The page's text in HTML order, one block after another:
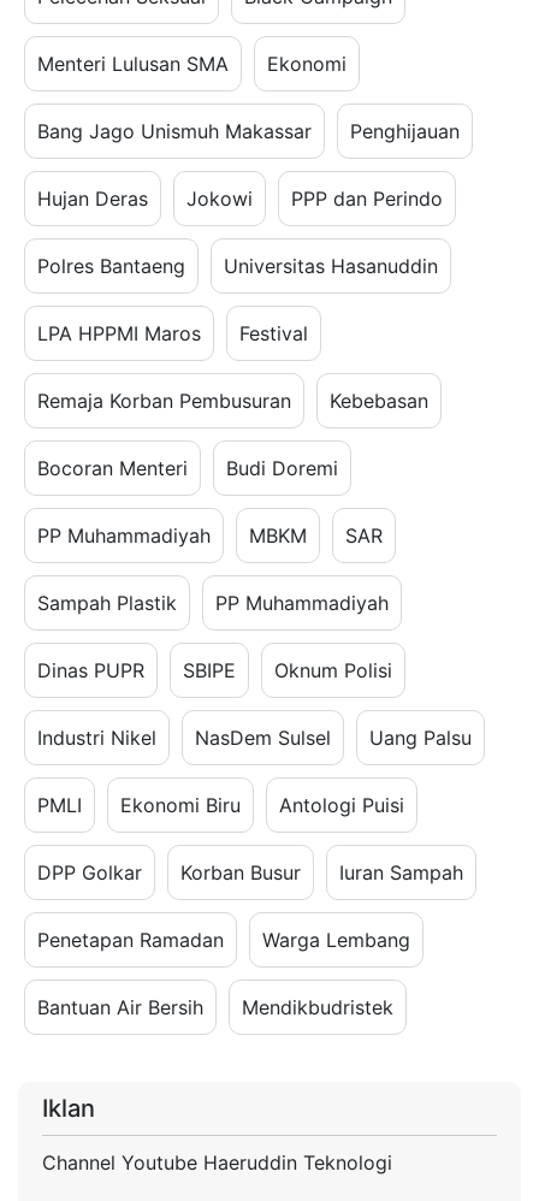
Menteri Lulusan SMA Ekonomi
Bang Jago Unismuh Makassar Penghijauan
Hujan Deras Jokowi PPP dan Perindo
Polres Bantaeng Universitas Hasanuddin
LPA HPPMI Maros Festival
Remaja Korban Pembusuran Kebebasan
Bocoran Menteri Budi Doremi
PP Muhammadiyah MBKM SAR
Sampah Plastik PP Muhammadiyah
Dinas PUPR SBIPE Oknum Polisi
Industri Nikel NasDem Sulsel Uang Palsu
PMLI Ekonomi Biru Antologi Puisi
DPP Golkar Korban Busur Iuran Sampah
Penetapan Ramadan Warga Lembang
Bantuan Air Bersih Mendikbudristek
Iklan
Channel Youtube Haeruddin Teknologi